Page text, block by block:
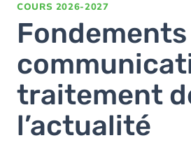
COURS 2026-2027
Fondements
traitement
l’actualité